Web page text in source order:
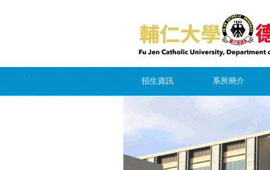
招生資訊 系所簡介